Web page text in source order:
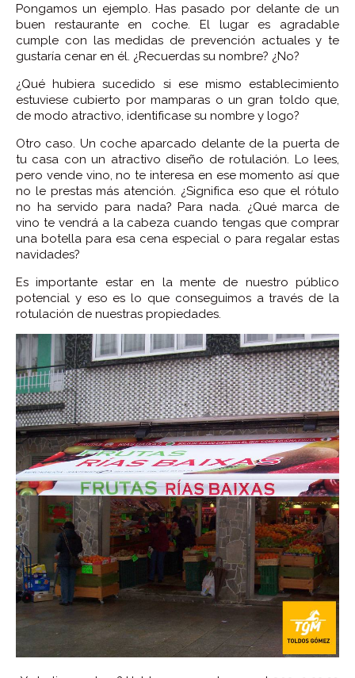
Pongamos un ejemplo. Has pasado por delante de un
buen restaurante en coche. El lugar es agradable
cumple con las medidas de prevención actuales y te
gustaría cenar en él. ¿Recuerdas su nombre? ¿No?
¿Qué hubiera sucedido si ese mismo establecimiento
estuviese cubierto por mamparas o un gran toldo que,
de modo atractivo, identificase su nombre y logo?
Otro caso. Un coche aparcado delante de la puerta de
tu casa con un atractivo diseño de rotulación. Lo lees,
pero vende vino, no te interesa en ese momento así que
no le prestas más atención. ¿Significa eso que el rótulo
no ha servido para nada? Para nada. ¿Qué marca de
vino te vendrá a la cabeza cuando tengas que comprar
una botella para esa cena especial o para regalar estas
navidades?
Es importante estar en la mente de nuestro público
potencial y eso es lo que conseguimos a través de la
rotulación de nuestras propiedades.